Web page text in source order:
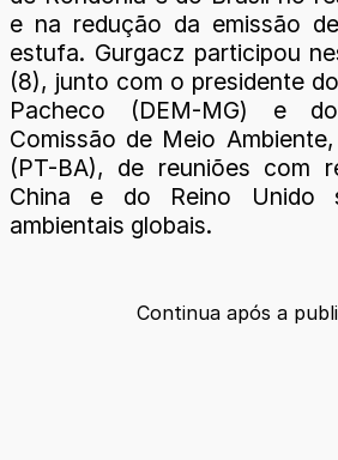
e na redução da emissão
estufa. Gurgacz participou
(8), junto com o presidente
Pacheco (DEM-MG) e
Comissão de Meio
(PT-BA), de reuniões com
China e do Reino Unido
ambientais globais.
Continua após a